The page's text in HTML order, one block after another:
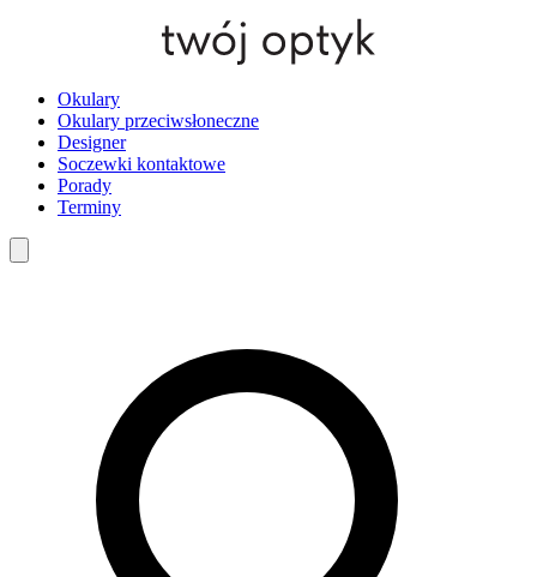
Okulary
Okulary przeciwsłoneczne
Designer
Soczewki kontaktowe
Porady
Terminy